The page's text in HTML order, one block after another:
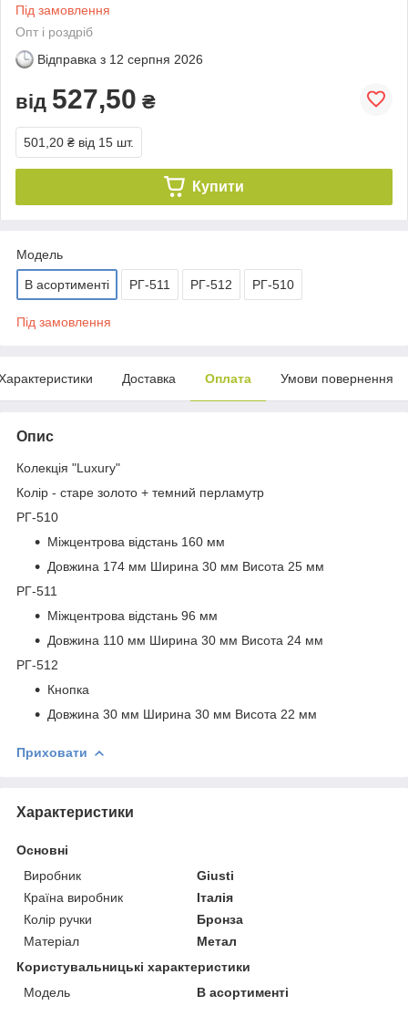
Під замовлення
Опт і роздріб
Відправка з 12 серпня 2026
від 527,50 ₴
501,20 ₴ від 15 шт.
Купити
Модель
В асортименті РГ-511 РГ-512 РГ-510
Під замовлення
Доставка Оплата Умови повернення
Опис
Колекція "Luxury"
Колір - старе золото + темний перламутр
РГ-510
Міжцентрова відстань 160 мм
Довжина 174 мм Ширина 30 мм Висота 25 мм
РГ-511
Міжцентрова відстань 96 мм
Довжина 110 мм Ширина 30 мм Висота 24 мм
РГ-512
Кнопка
Довжина 30 мм Ширина 30 мм Висота 22 мм
Приховати
Характеристики
Основні
Виробник
Giusti
Країна виробник
Італія
Колір ручки
Бронза
Матеріал
Метал
Користувальницькі характеристики
Модель
В асортименті